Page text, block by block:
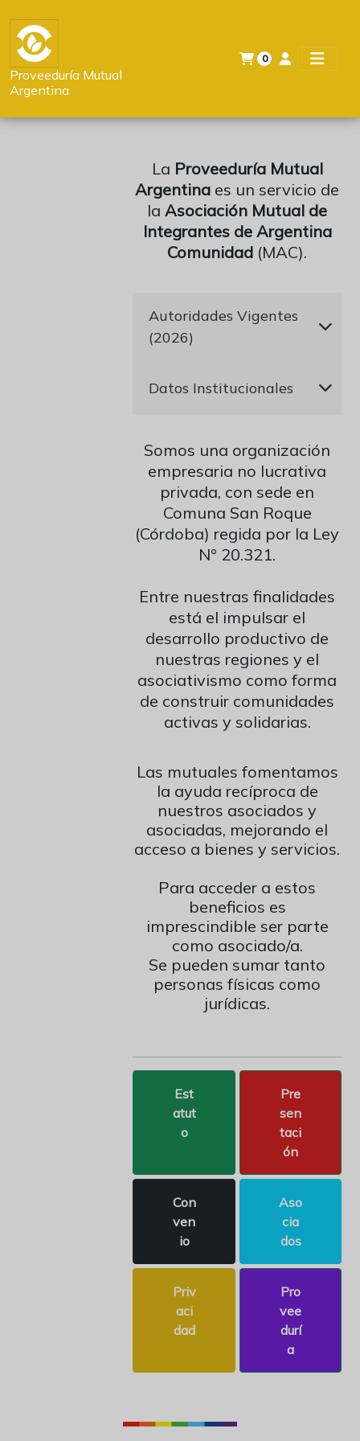
Proveeduría Mutual
Argentina
0
La Proveeduría Mutual
Argentina es un servicio de
laAsociación Mutual de
Integrantes de Argentina
Comunidad (MAC).
Autoridades Vigentes
(2026)
Ricardo José Moriena
Elina Beatriz Mayer
Tesorera
Carolina Elizabeth López
Vocal Titular 1º
Eduardo Rubén Santellan
Vocal Titular 2º
Ernesto Armando
Fiscalizador Titular 1º
Amalia Inés Haefeli
Fiscalizador Titular 2º
Gustavo Alberto Vozzi Carrau
Fiscalizador Suplente 1º
Karina Pérez
Datos Institucionales
Mutual de Integrantes de
Argentina Comunidad
Matrícula INAES: CBA1121
CUIT: 30-71839064-4
IVA: Sujeto Exento
Constancia
Localidad: Comuna San
Roque, Córdoba, Argentina
Cel: +549 351-6774160
Banco Credicoop: Cuenta
Corriente N° 191-232-
028330/1
1910232855023202833014
Alias: proveargentina
Somos una organización
empresaria no lucrativa
privada, con sede en
Comuna San Roque
(Córdoba) regida por la Ley
N° 20.321.
Entre nuestras finalidades
está el impulsar el
desarrollo productivo de
nuestras regiones y el
asociativismo como forma
de construir comunidades
activas y solidarias.
Las mutuales fomentamos
la ayuda recíproca de
nuestros asociados y
asociadas, mejorando el
acceso a bienes y servicios.
Para acceder a estos
beneficios es
imprescindible ser parte
como asociado/a.
Se pueden sumar tanto
personas físicas como
jurídicas.
Est
atut
o
Pre
sen
taci
ón
Con
ven
io
Aso
cia
dos
Priv
aci
dad
Pro
vee
durí
a